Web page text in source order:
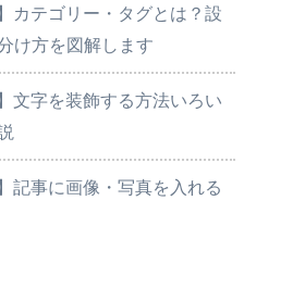
カテゴリー・タグとは？設
け方を図解します
文字を装飾する方法いろい
記事に画像・写真を入れる